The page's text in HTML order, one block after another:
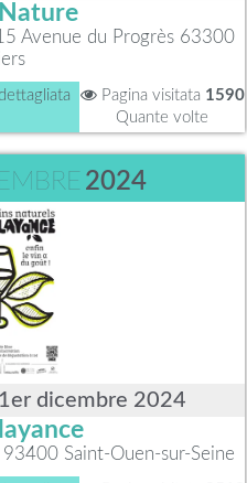
Avenue du Progrès 63300
Pagina visitata 1590
Quante volte
2024
dicembre 2024
Saint-Ouen-sur-Seine